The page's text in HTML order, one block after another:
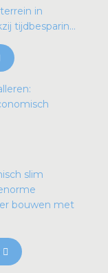
in
tijdbesparin...
slim
bouwen met